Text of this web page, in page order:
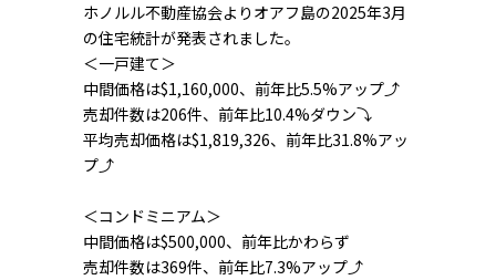
ホノルル不動産協会よりオアフ島の2025年3月
の住宅統計が発表されました。
＜一戸建て＞
中間価格は$1,160,000、前年比5.5%アップ⤴
売却件数は206件、前年比10.4%ダウン⤵
平均売却価格は$1,819,326、前年比31.8%アッ
プ⤴
＜コンドミニアム＞
中間価格は$500,000、前年比かわらず
売却件数は369件、前年比7.3%アップ⤴